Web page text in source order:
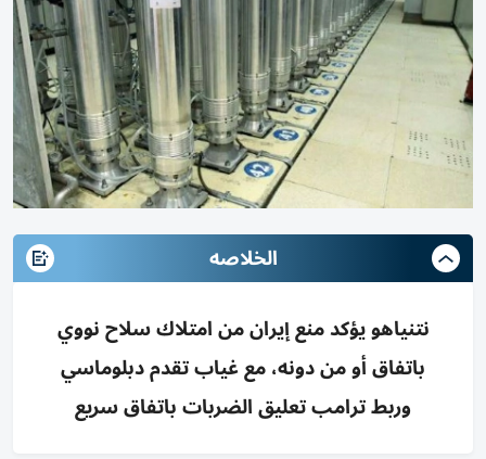
الخلاصه
نتنياهو يؤكد منع إيران من امتلاك سلاح نووي
باتفاق أو من دونه، مع غياب تقدم دبلوماسي
وربط ترامب تعليق الضربات باتفاق سريع